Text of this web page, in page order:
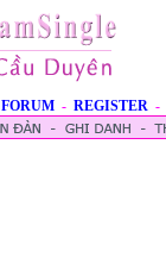
FORUM - REGISTER -